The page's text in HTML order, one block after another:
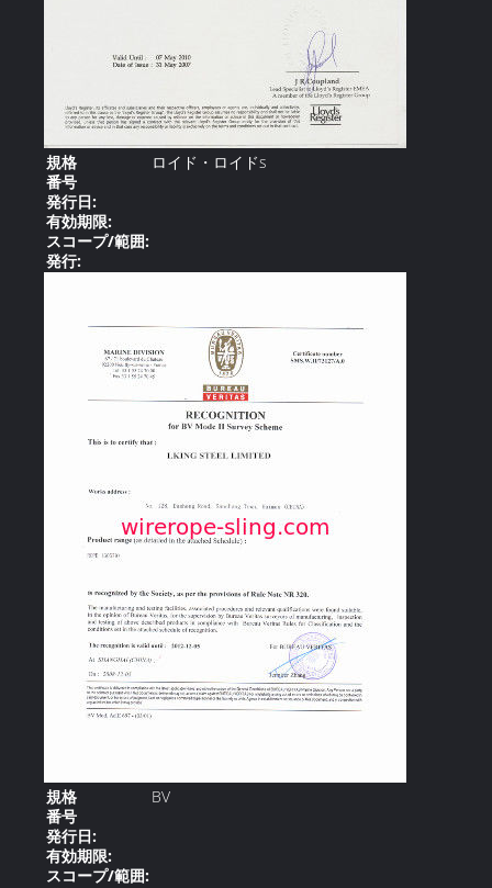
規格
ロイド・ロイドs
番号
発行日:
有効期限:
スコープ/範囲:
発行:
規格
BV
番号
発行日:
有効期限:
スコープ/範囲: